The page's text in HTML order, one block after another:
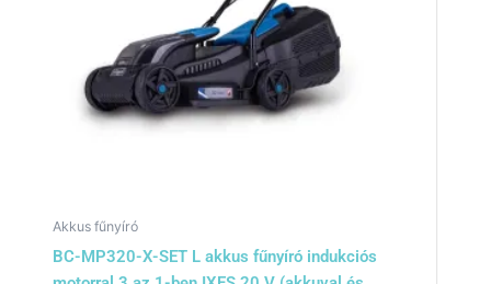
Akkus fűnyíró
BC-MP320-X-SET L akkus fűnyíró indukciós